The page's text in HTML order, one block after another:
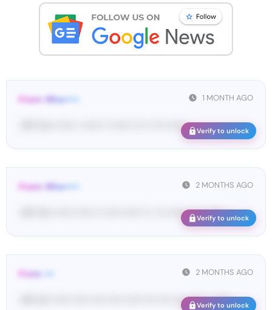
1 MONTH AGO
From: Wha•••••
<#• Co•• •••••• • •••••• •• •••••• ••• •• •••• •••••• Verify to unlock
2 MONTHS AGO
From: Wha•••••
<#• Yo•• •••••• •••••• •• ••••• •••••• •• • ••• •••••• •• ••• ••••• ...
Verify to unlock
2 MONTHS AGO
From: •••
<#• im• •••••• ••••• ••••• ••••• ••••• •••• •••• •••• •••••• • ••••••
Verify to unlock